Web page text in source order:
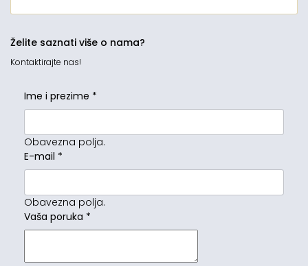
Želite saznati više o nama?
Kontaktirajte nas!
Ime i prezime *
Obavezna polja.
E-mail *
Obavezna polja.
Vaša poruka *